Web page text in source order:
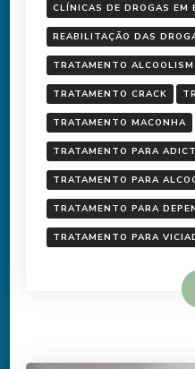
CLÍNICAS DE DROGAS EM
REABILITAÇÃO DAS
TRATAMENTO
TRATAMENTO CRACK
TRATAMENTO MACONHA
TRATAMENTO PARA
TRATAMENTO PARA
TRATAMENTO PARA
TRATAMENTO PARA
Ler